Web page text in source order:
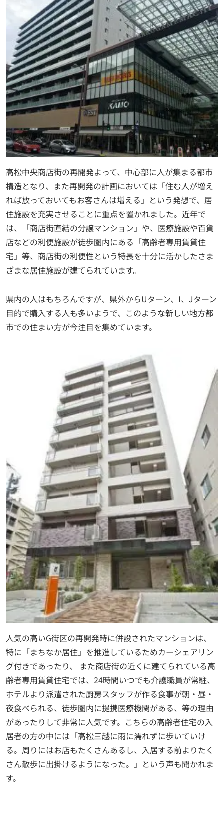
高松中央商店街の再開発よって、中心部に人が集まる都市
構造となり、また再開発の計画においては「住む人が増え
れば放っておいてもお客さんは増える」という発想で、居
住施設を充実させることに重点を置かれました。近年で
は、「商店街直結の分譲マンション」や、医療施設や百貨
店などの利便施設が徒歩圏内にある「高齢者専用賃貸住
宅」等、商店街の利便性という特長を十分に活かしたさま
ざまな居住施設が建てられています。
県内の人はもちろんですが、県外からUターン、I、Jターン
目的で購入する人も多いようで、このような新しい地方都
市での住まい方が今注目を集めています。
人気の高いG街区の再開発時に併設されたマンションは、
特に「まちなか居住」を推進しているためカーシェアリン
グ付きであったり、 また商店街の近くに建てられている高
齢者専用賃貸住宅では、24時間いつでも介護職員が常駐、
ホテルより派遣された厨房スタッフが作る食事が朝・昼・
夜食べられる、徒歩圏内に提携医療機関がある、等の理由
があったりして非常に人気です。こちらの高齢者住宅の入
居者の方の中には「高松三越に雨に濡れずに歩いていけ
る。周りにはお店もたくさんあるし、入居する前よりたく
さん散歩に出掛けるようになった。」という声も聞かれま
す。